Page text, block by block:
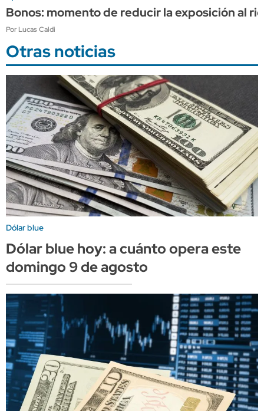
Bonos: momento de reducir la exposición al
Por Lucas Caldi
Otras noticias
Dólar blue
Dólar blue hoy: a cuánto opera este
domingo 9 de agosto